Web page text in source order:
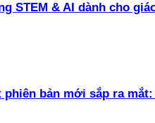
STEM & AI dành cho
bản mới sắp ra